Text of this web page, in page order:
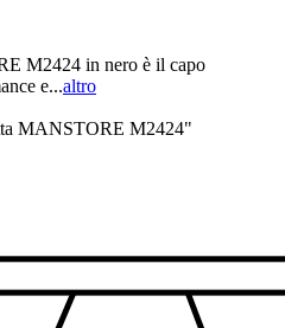
M2424 in nero è il capo
e...altro
MANSTORE M2424"